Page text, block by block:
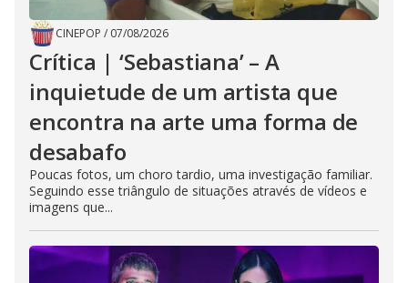
CINEPOP / 07/08/2026
Crítica | ‘Sebastiana’ – A
inquietude de um artista que
encontra na arte uma forma de
desabafo
Poucas fotos, um choro tardio, uma investigação familiar.
Seguindo esse triângulo de situações através de vídeos e
imagens que...